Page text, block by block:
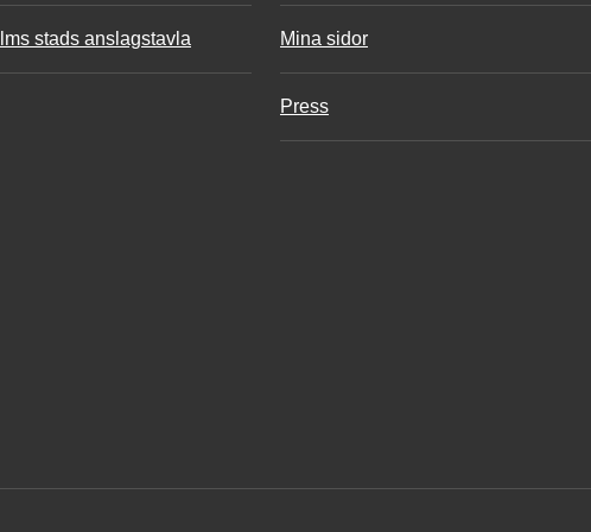
stads anslagstavla Mina sidor
Press